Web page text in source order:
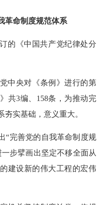
革命制度规范体系
的《中国共产党纪律处分
中央对《条例》进行的第
共3编、158条，为推动完
实基础，意义重大。
“完善党的自我革命制度规
步擘画出坚定不移全面从
建设新的伟大工程的宏伟